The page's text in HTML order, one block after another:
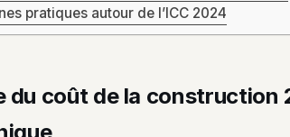
pratiques autour de l’ICC 2024
du coût de la construction